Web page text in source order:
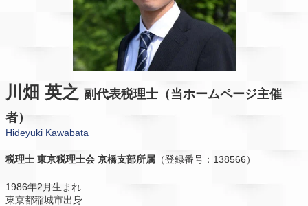
川畑 英之 副代表税理士（当ホームページ主催
者）
Hideyuki Kawabata
税理士 東京税理士会 京橋支部所属 （登録番号：138566）
1986年2月生まれ
東京都稲城市出身